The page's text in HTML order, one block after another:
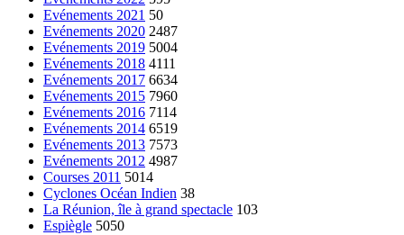
Evénements 2021 50
Evénements 2020 2487
Evénements 2019 5004
Evénements 2018 4111
Evénements 2017 6634
Evénements 2015 7960
Evénements 2016 7114
Evénements 2014 6519
Evénements 2013 7573
Evénements 2012 4987
Courses 2011 5014
Cyclones Océan Indien 38
La Réunion, île à grand spectacle 103
Espiègle 5050